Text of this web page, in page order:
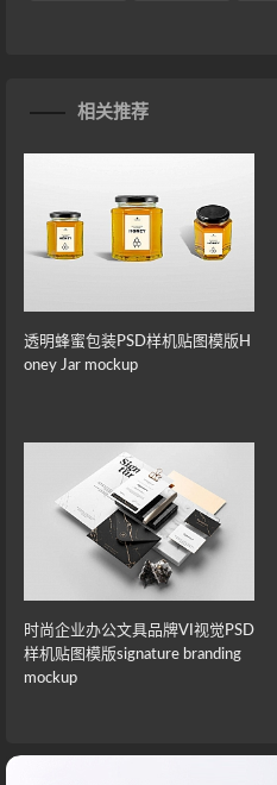
相关推荐
透明蜂蜜包装PSD样机贴图模版H
oney Jar mockup
时尚企业办公文具品牌VI视觉PSD
样机贴图模版signature branding
mockup